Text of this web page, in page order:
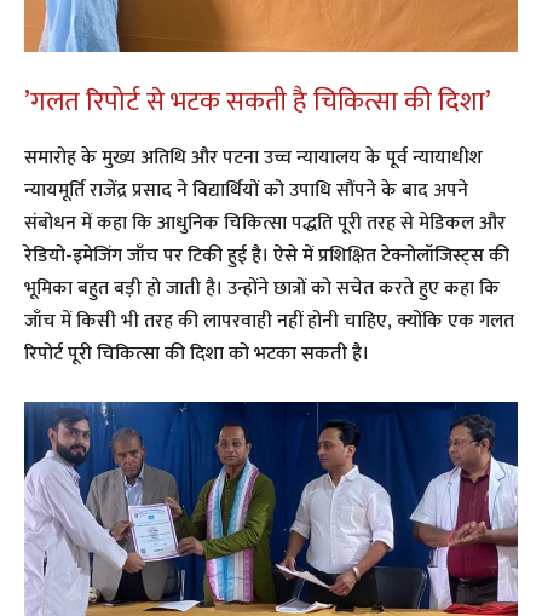
​’गलत रिपोर्ट से भटक सकती है चिकित्सा की दिशा’
​समारोह के मुख्य अतिथि और पटना उच्च न्यायालय के पूर्व न्यायाधीश
न्यायमूर्ति राजेंद्र प्रसाद ने विद्यार्थियों को उपाधि सौंपने के बाद अपने
संबोधन में कहा कि आधुनिक चिकित्सा पद्धति पूरी तरह से मेडिकल और
रेडियो-इमेजिंग जाँच पर टिकी हुई है। ऐसे में प्रशिक्षित टेक्नोलॉजिस्ट्स की
भूमिका बहुत बड़ी हो जाती है। उन्होंने छात्रों को सचेत करते हुए कहा कि
जाँच में किसी भी तरह की लापरवाही नहीं होनी चाहिए, क्योंकि एक गलत
रिपोर्ट पूरी चिकित्सा की दिशा को भटका सकती है।